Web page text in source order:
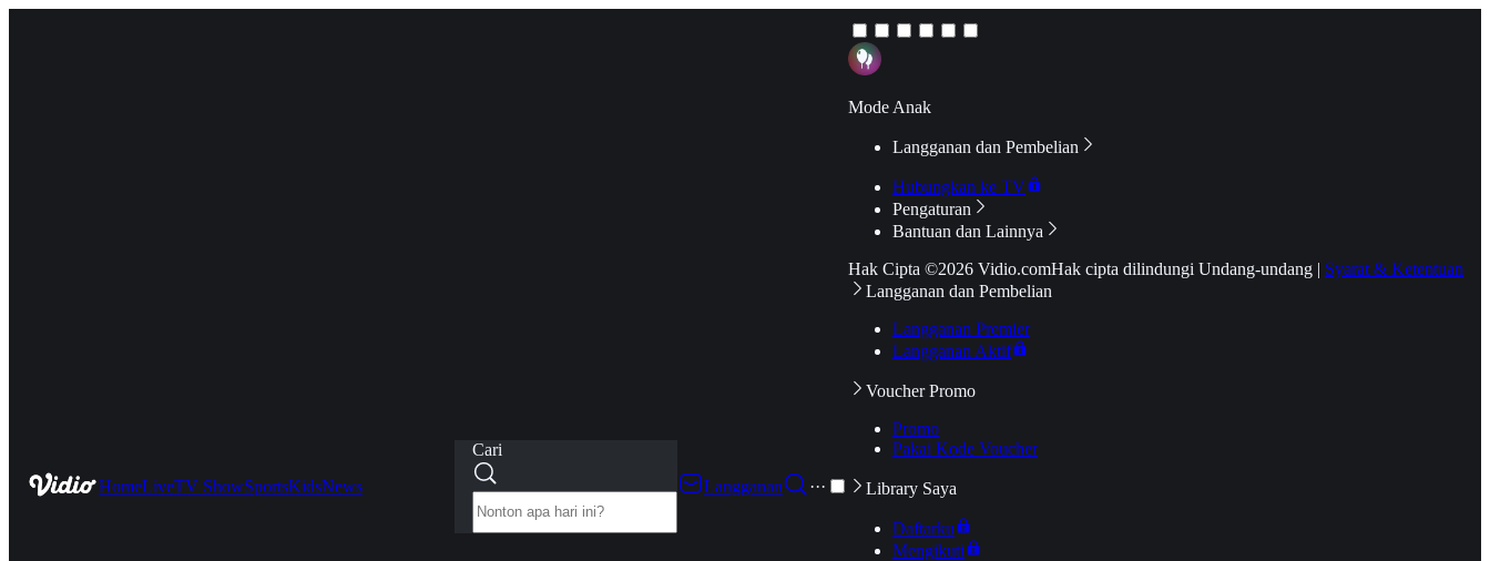
HomeLiveTV ShowSportsKidsNews
Cari
Langganan
···
Mode Anak
Langganan dan Pembelian
Hubungkan ke TV
Pengaturan
Bantuan dan Lainnya
Hak Cipta ©2026 Vidio.comHak cipta dilindungi Undang-undang | Syarat & Ketentuan
Langganan dan Pembelian
Langganan Premier
Langganan Aktif
Voucher Promo
Promo
Pakai Kode Voucher
Library Saya
Daftarku
Mengikuti